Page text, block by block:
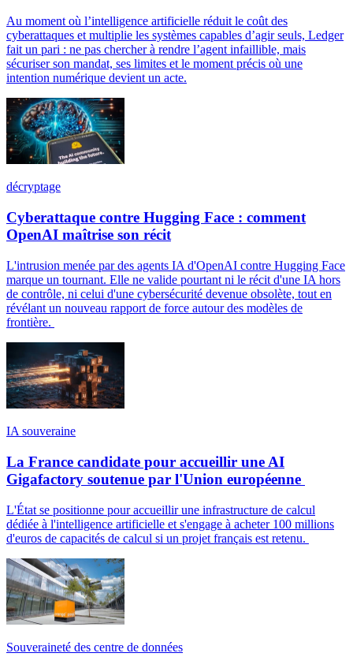
Au moment où l’intelligence artificielle réduit le coût des
cyberattaques et multiplie les systèmes capables d’agir seuls, Ledger
fait un pari : ne pas chercher à rendre l’agent infaillible, mais
sécuriser son mandat, ses limites et le moment précis où une
intention numérique devient un acte.
décryptage
Cyberattaque contre Hugging Face : comment
OpenAI maîtrise son récit
L'intrusion menée par des agents IA d'OpenAI contre Hugging Face
marque un tournant. Elle ne valide pourtant ni le récit d'une IA hors
de contrôle, ni celui d'une cybersécurité devenue obsolète, tout en
révélant un nouveau rapport de force autour des modèles de
frontière.
IA souveraine
La France candidate pour accueillir une AI
Gigafactory soutenue par l'Union européenne
L'État se positionne pour accueillir une infrastructure de calcul
dédiée à l'intelligence artificielle et s'engage à acheter 100 millions
d'euros de capacités de calcul si un projet français est retenu.
Souveraineté des centre de données